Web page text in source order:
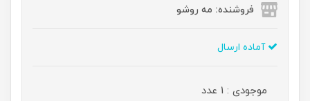
فروشنده: مه رو‌شو
آماده ارسال
موجودی : 1 عدد